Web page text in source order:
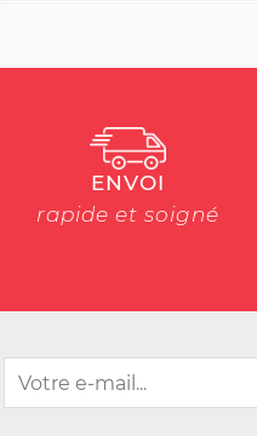
ENVOI
rapide et soigné